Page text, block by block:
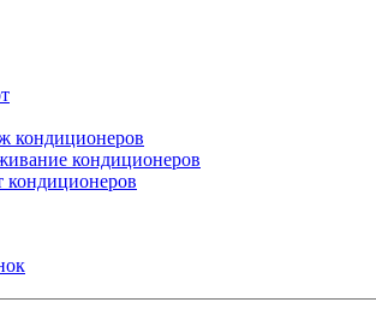
кондиционеров
кондиционеров
кондиционеров